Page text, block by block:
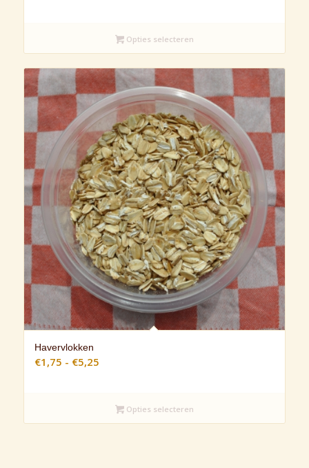
€5,75Opties selecteren
Havervlokken
€1,75 - €5,25Prijsklasse:
€5,25Opties selecteren